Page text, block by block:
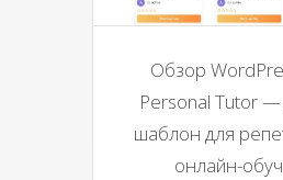
Обзор
Personal Tutor
шаблон для
онлайн-